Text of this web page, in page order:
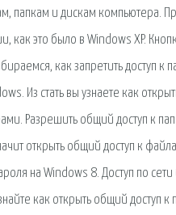
папкам и дискам компьютера.
как это было в Windows XP.
как запретить доступ к
Из стать вы узнаете как
Разрешить общий доступ к
открыть общий доступ к
на Windows 8. Доступ по
как открыть общий доступ